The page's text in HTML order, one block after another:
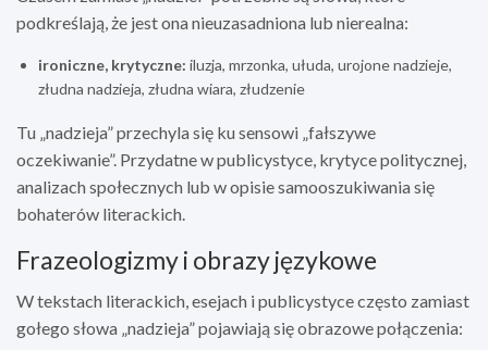
podkreślają, że jest ona nieuzasadniona lub nierealna:
ironiczne, krytyczne: iluzja, mrzonka, ułuda, urojone nadzieje,
złudna nadzieja, złudna wiara, złudzenie
Tu „nadzieja” przechyla się ku sensowi „fałszywe
oczekiwanie”. Przydatne w publicystyce, krytyce politycznej,
analizach społecznych lub w opisie samooszukiwania się
bohaterów literackich.
Frazeologizmy i obrazy językowe
W tekstach literackich, esejach i publicystyce często zamiast
gołego słowa „nadzieja” pojawiają się obrazowe połączenia: